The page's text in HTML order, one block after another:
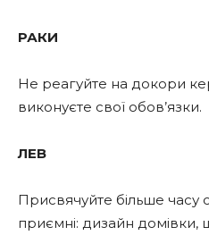
РАКИ
Не реагуйте на докори
виконуєте свої обов’язки.
ЛЕВ
Присвячуйте більше часу
приємні: дизайн домівки,